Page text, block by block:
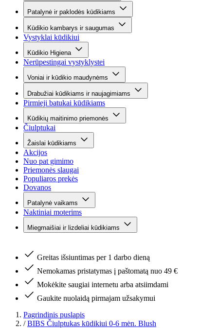
Patalynė ir paklodės kūdikiams
Kūdikio kambarys ir saugumas
Vystyklai kūdikiui
Kūdikio Higiena
Nerūpestingai vystyklystei
Voniai ir kūdikio maudynėms
Drabužiai kūdikiams ir naujagimiams
Pirmieji batukai kūdikiams
Kūdikių maitinimo priemonės
Čiulptukai
Žaislai kūdikiams
Akcijos
Nuo pat gimimo
Priemonės slaugai
Populiaros prekės
Dovanos
Patalynė vaikams
Naktiniai moterims
Miegmaišiai ir lizdeliai kūdikiams
Greitas išsiuntimas per 1 darbo dieną
Nemokamas pristatymas į paštomatą nuo 49 €
Mokėkite saugiai internetu arba atsiimdami
Gaukite nuolaidą pirmajam užsakymui
Pagrindinis puslapis
/ BIBS Čiulptukas kūdikiui 0-6 mėn. Blush